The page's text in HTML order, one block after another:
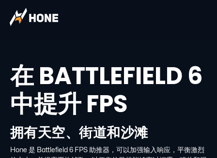
在 BATTLEFIELD 6
中提升 FPS
拥有天空、街道和沙滩
Hone 是 Battlefield 6 FPS 助推器，可以加强输入响应，平衡激烈